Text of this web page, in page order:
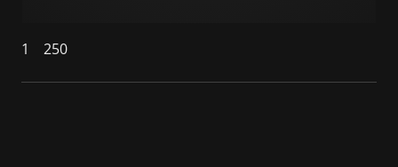
1 250